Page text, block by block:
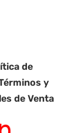
de
y
de Venta